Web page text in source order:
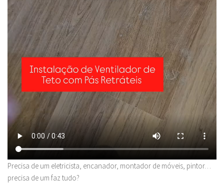
Precisa de um eletricista, encanador, montador de móveis, pintor…
precisa de um faz tudo?